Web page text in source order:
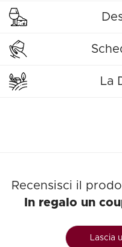
La
Recensisci il
In regalo un
Lascia